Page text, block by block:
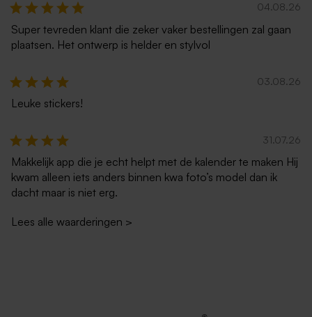
04.08.26
Super tevreden klant die zeker vaker bestellingen zal gaan
plaatsen. Het ontwerp is helder en stylvol
03.08.26
Leuke stickers!
31.07.26
Makkelijk app die je echt helpt met de kalender te maken Hij
kwam alleen iets anders binnen kwa foto’s model dan ik
dacht maar is niet erg.
Lees alle waarderingen >